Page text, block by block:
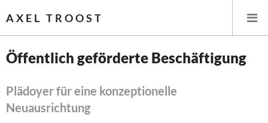
AXEL TROOST
Themen
Öffentlich geförderte Beschäftigung
Plädoyer für eine konzeptionelle
Neuausrichtung